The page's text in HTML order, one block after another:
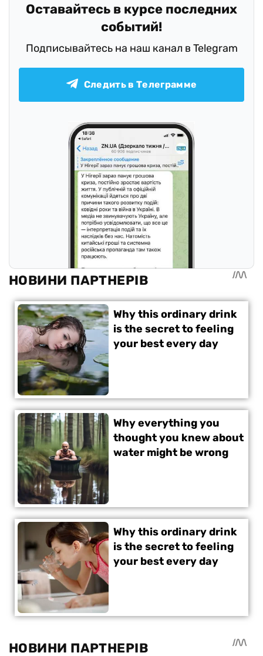
Оставайтесь в курсе последних
событий!
Подписывайтесь на наш канал в Telegram
Следить в Телеграмме